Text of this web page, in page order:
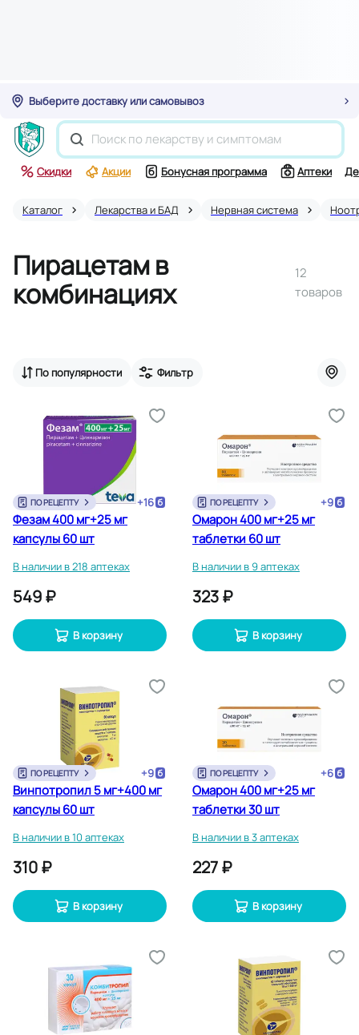
Выберите доставку или самовывоз
Скидки Акции Бонусная программа Аптеки
Каталог Лекарства и БАД Нервная система
Пирацетам в
комбинациях
12
товаров
По популярности Фильтр
ПО РЕЦЕПТУ +16
Фезам 400 мг+25 мг
капсулы 60 шт
В наличии в 218 аптеках
549 ₽
В корзину
ПО РЕЦЕПТУ +9
Омарон 400 мг+25 мг
таблетки 60 шт
В наличии в 9 аптеках
323 ₽
В корзину
ПО РЕЦЕПТУ +9
Винпотропил 5 мг+400 мг
капсулы 60 шт
В наличии в 10 аптеках
310 ₽
В корзину
ПО РЕЦЕПТУ +6
Омарон 400 мг+25 мг
таблетки 30 шт
В наличии в 3 аптеках
227 ₽
В корзину